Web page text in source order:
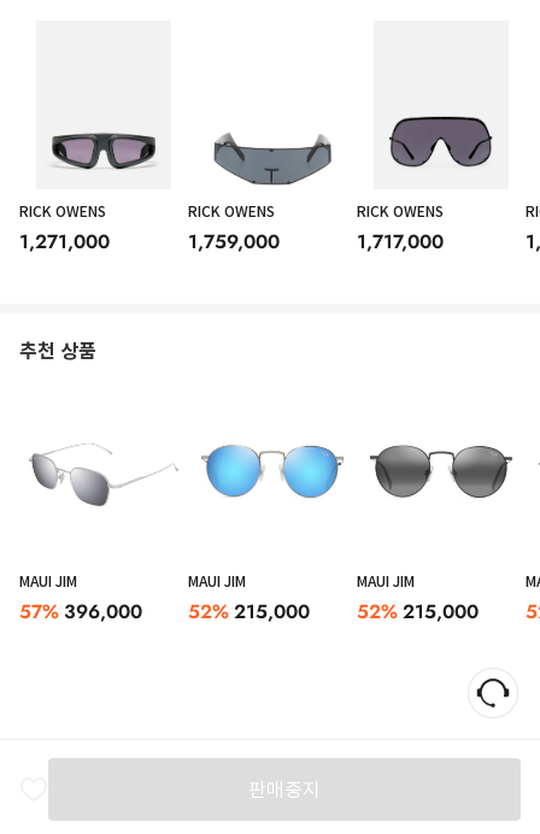
RICK OWENS
1,271,000
RICK OWENS
1,759,000
RICK OWENS
1,717,000
추천 상품
MAUI JIM
57% 396,000
MAUI JIM
52%215,000
MAUI JIM
52%215,000
판매중지